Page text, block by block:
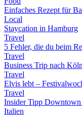
Einfaches Rezept für
Local
Staycation in Hamburg
Travel
5 Fehler, die du beim
Travel
Business Trip nach Köln
Travel
Elvis lebt –
Travel
Insider Tipp
Italien